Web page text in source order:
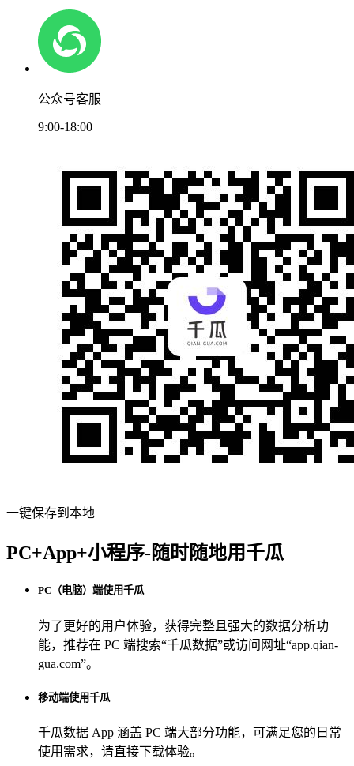
公众号客服
9:00-18:00
一键保存到本地
PC+App+小程序-随时随地用千瓜
PC（电脑）端使用千瓜
为了更好的用户体验，获得完整且强大的数据分析功
能，推荐在 PC 端搜索“千瓜数据”或访问网址“app.qian-
gua.com”。
移动端使用千瓜
千瓜数据 App 涵盖 PC 端大部分功能，可满足您的日常
使用需求，请直接下载体验。